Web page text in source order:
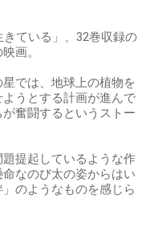
ている」、32巻収録の
画。
では、地球上の植物を
うとする計画が進んで
奮闘するというストー
提起しているような作
なのび太の姿からはい
のようなものを感じら